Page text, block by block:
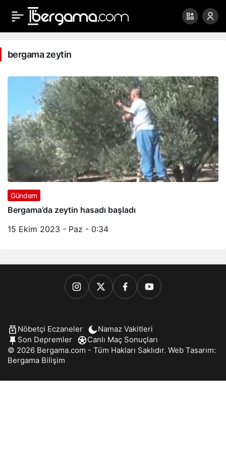
bergama
zeytin
Haberleri
bergama zeytin
Gündem
Bergama’da zeytin hasadı başladı
15 Ekim 2023 - Paz - 0:34
Nöbetçi Eczaneler
Namaz Vakitleri
Son Depremler
Canlı Maç Sonuçları
© 2026 Bergama.com - Tüm Hakları Saklıdır. Web Tasarım:
Bergama Bilişim